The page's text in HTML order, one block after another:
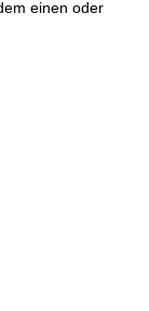
einen oder